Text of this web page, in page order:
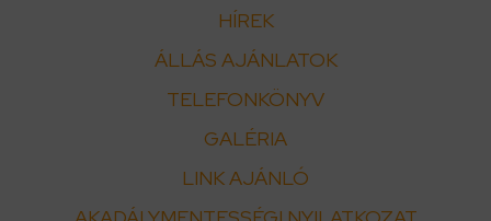
HÍREK
ÁLLÁS AJÁNLATOK
TELEFONKÖNYV
GALÉRIA
LINK AJÁNLÓ